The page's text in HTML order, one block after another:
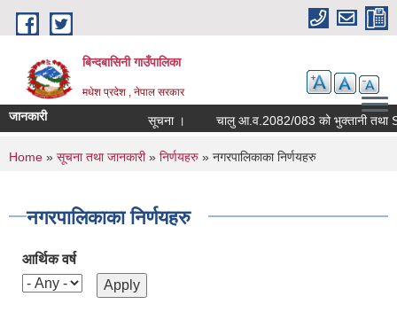
Skip to main content
बिन्दबासिनी गाउँपालिका
मधेश प्रदेश , नेपाल सरकार
जानकारी सूचना ।
You are here
Home » सूचना तथा जानकारी» निर्णयहरु » नगरपालिकाका निर्णयहरु
नगरपालिकाका निर्णयहरु
आर्थिक वर्ष